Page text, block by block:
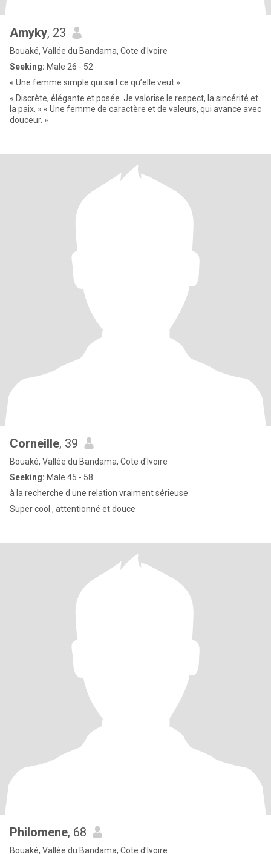
Amyky, 23
Bouaké, Vallée du Bandama, Cote d'Ivoire
Seeking: Male 26 - 52
« Une femme simple qui sait ce qu’elle veut »
« Discrète, élégante et posée. Je valorise le respect, la sincérité et
la paix. » « Une femme de caractère et de valeurs, qui avance avec
douceur. »
Corneille, 39
Bouaké, Vallée du Bandama, Cote d'Ivoire
Seeking: Male 45 - 58
à la recherche d une relation vraiment sérieuse
Super cool , attentionné et douce
Philomene, 68
Bouaké, Vallée du Bandama, Cote d'Ivoire